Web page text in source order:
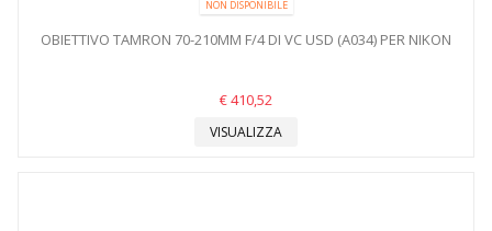
NON DISPONIBILE
OBIETTIVO TAMRON 70-210MM F/4 DI VC USD (A034) PER NIKON
€ 410,52
VISUALIZZA